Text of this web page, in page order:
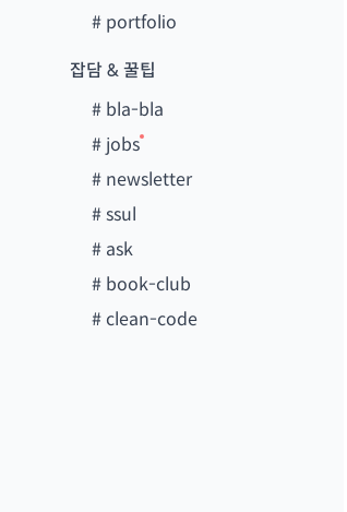
# portfolio
잡담 & 꿀팁
# bla-bla
# jobs
# newsletter
#ssul
# ask
# book-club
#clean-code